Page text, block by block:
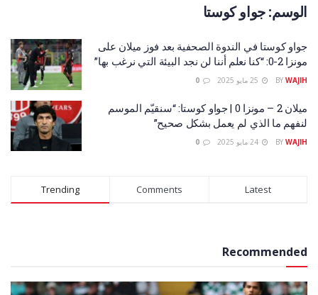
الوسم:جواو كوستا
جواو كوستا في الندوة الصحفية بعد فوز ميلان على
مونزا 2-0: “كنا نعلم أننا لن نجد البيئة التي نرغب بها”
BY WAJIH
ميلان 2 – مونزا 0 | جواو كوستا: “سنقيّم الموسم
لنفهم ما الذي لم يعمل بشكل صحيح”
BY WAJIH
Trending Comments Latest
Recommended